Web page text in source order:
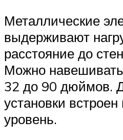
Металлические
выдерживают
расстояние до
Можно
32 до 90 дюймов.
установки
уровень.